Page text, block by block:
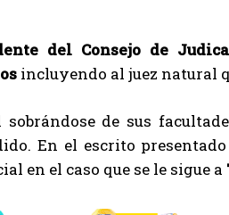
del Consejo de
incluyendo al juez natural
de sus
En el escrito
en el caso que se le sigue a